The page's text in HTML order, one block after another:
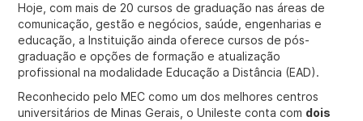
Hoje, com mais de 20 cursos de graduação nas áreas de
comunicação, gestão e negócios, saúde, engenharias e
educação, a Instituição ainda oferece cursos de pós-
graduação e opções de formação e atualização
profissional na modalidade Educação a Distância (EAD).
Reconhecido pelo MEC como um dos melhores centros
universitários de Minas Gerais, o Unileste conta com dois